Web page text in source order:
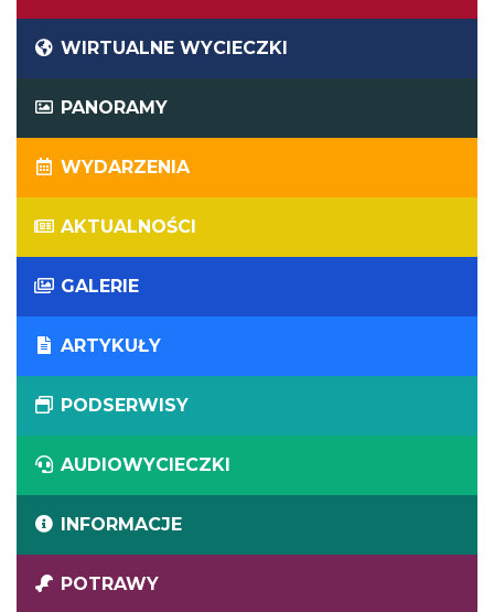
WIRTUALNE WYCIECZKI
PANORAMY
WYDARZENIA
AKTUALNOŚCI
GALERIE
ARTYKUŁY
PODSERWISY
AUDIOWYCIECZKI
INFORMACJE
POTRAWY